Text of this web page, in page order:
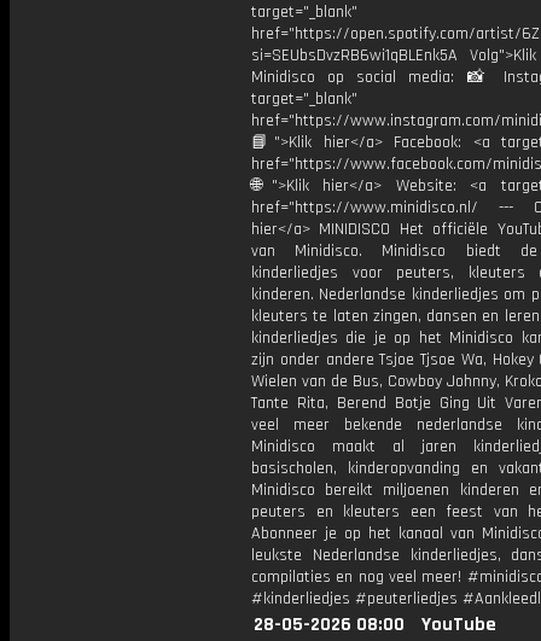
target="_blank"
href="https://open.spotify.com/artist/
si=SEUbsDvzRB6wi1qBLEnk5A
Minidisco op social media: 📸
target="_blank"
href="https://www.instagram.com/
📘">Klik hier</a> Facebook: <a
href="https://www.facebook.com/
🌐">Klik hier</a> Website: <a
href="https://www.minidisco.nl/ ---
hier</a> MINIDISCO Het officiële
van Minidisco. Minidisco biedt
kinderliedjes voor peuters, kleuters
kinderen. Nederlandse kinderliedjes om
kleuters te laten zingen, dansen en
kinderliedjes die je op het Minidisco
zijn onder andere Tsjoe Tjsoe Wa, Hokey
Wielen van de Bus, Cowboy Johnny,
Tante Rita, Berend Botje Ging Uit
veel meer bekende nederlandse
Minidisco maakt al jaren
basischolen, kinderopvanding en
Minidisco bereikt miljoenen kinderen
peuters en kleuters een feest van
Abonneer je op het kanaal van
leukste Nederlandse kinderliedjes,
compilaties en nog veel meer!
#kinderliedjes #peuterliedjes
28-05-2026 08:00
YouTube